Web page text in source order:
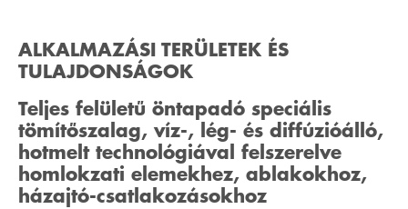
ALKALMAZÁSI TERÜLETEK ÉS
TULAJDONSÁGOK
Teljes felületű öntapadó speciális
tömítőszalag, víz-, lég- és diffúzióálló,
hotmelt technológiával felszerelve
homlokzati elemekhez, ablakokhoz,
házajtó-csatlakozásokhoz